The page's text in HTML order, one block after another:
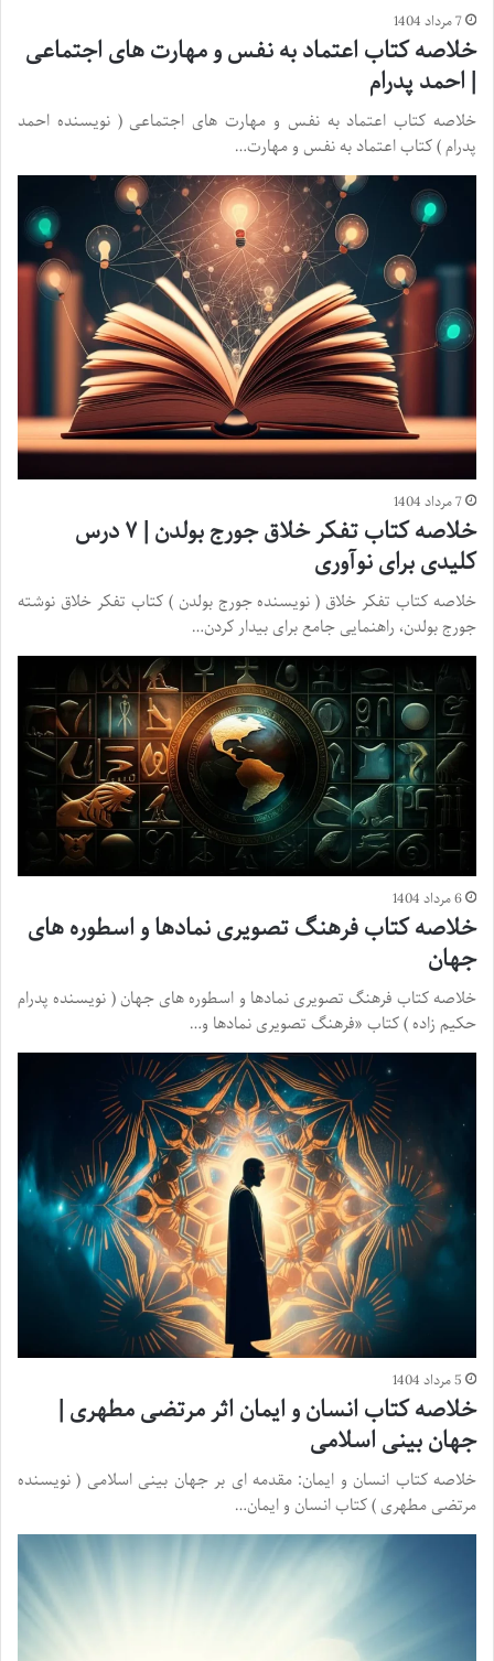
7 مرداد 1404
خلاصه کتاب اعتماد به نفس و مهارت های اجتماعی
| احمد پدرام
خلاصه کتاب اعتماد به نفس و مهارت های اجتماعی ( نویسنده احمد
پدرام ) کتاب اعتماد به نفس و مهارت…
7 مرداد 1404
خلاصه کتاب تفکر خلاق جورج بولدن | ۷ درس
کلیدی برای نوآوری
خلاصه کتاب تفکر خلاق ( نویسنده جورج بولدن ) کتاب تفکر خلاق نوشته
جورج بولدن، راهنمایی جامع برای بیدار کردن…
6 مرداد 1404
خلاصه کتاب فرهنگ تصویری نمادها و اسطوره های
جهان
خلاصه کتاب فرهنگ تصویری نمادها و اسطوره های جهان ( نویسنده پدرام
حکیم زاده ) کتاب «فرهنگ تصویری نمادها و…
5 مرداد 1404
خلاصه کتاب انسان و ایمان اثر مرتضی مطهری |
جهان بینی اسلامی
خلاصه کتاب انسان و ایمان: مقدمه ای بر جهان بینی اسلامی ( نویسنده
مرتضی مطهری ) کتاب انسان و ایمان…